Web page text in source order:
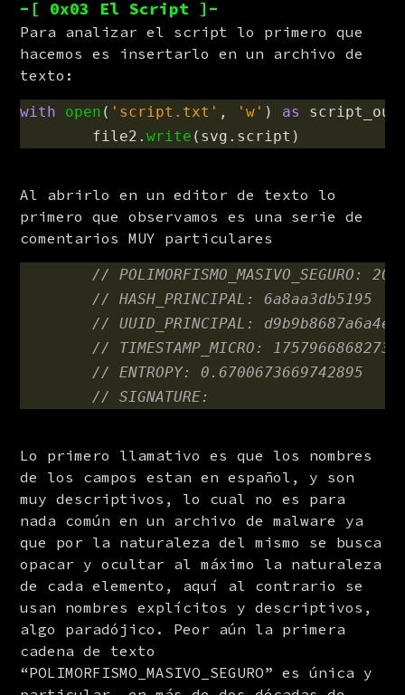
-[ 0x03 El Script ]-
Para analizar el script lo primero que
hacemos es insertarlo en un archivo de
texto:
with open ( ' script.txt ' , 'w ' ) as
file2 .write ( svg . script )
Al abrirlo en un editor de texto lo
primero que observamos es una serie de
comentarios MUY particulares
// POLIMORFISMO_MASIVO_SEGURO:
// HASH_PRINCIPAL: 6a8aa3db5195
// UUID_PRINCIPAL:
// TIMESTAMP_MICRO:
// ENTROPY: 0.6700673669742895
// SIGNATURE:
Lo primero llamativo es que los nombres
de los campos estan en español, y son
muy descriptivos, lo cual no es para
nada común en un archivo de malware ya
que por la naturaleza del mismo se busca
opacar y ocultar al máximo la naturaleza
de cada elemento, aquí al contrario se
usan nombres explícitos y descriptivos,
algo paradójico. Peor aún la primera
cadena de texto
“POLIMORFISMO_MASIVO_SEGURO” es única y